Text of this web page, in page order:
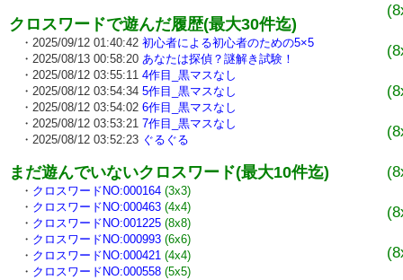
クロスワードで遊んだ履歴(最大30件迄)
・2025/09/12 01:40:42 初心者による初心者のための5×5
・2025/08/13 00:58:20 あなたは探偵？謎解き試験！
・2025/08/12 03:55:11 4作目_黒マスなし
・2025/08/12 03:54:34 5作目_黒マスなし
・2025/08/12 03:54:02 6作目_黒マスなし
・2025/08/12 03:53:21 7作目_黒マスなし
・2025/08/12 03:52:23 ぐるぐる
まだ遊んでいないクロスワード(最大10件迄)
・ クロスワードNO:000164 (3x3)
・ クロスワードNO:000463 (4x4)
・ クロスワードNO:001225 (8x8)
・ クロスワードNO:000993 (6x6)
・ クロスワードNO:000421 (4x4)
・ クロスワードNO:000558 (5x5)